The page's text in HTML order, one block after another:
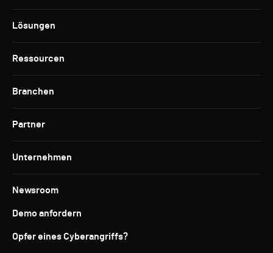
Lösungen
Ressourcen
Branchen
Partner
Unternehmen
Newsroom
Demo anfordern
Opfer eines Cyberangriffs?